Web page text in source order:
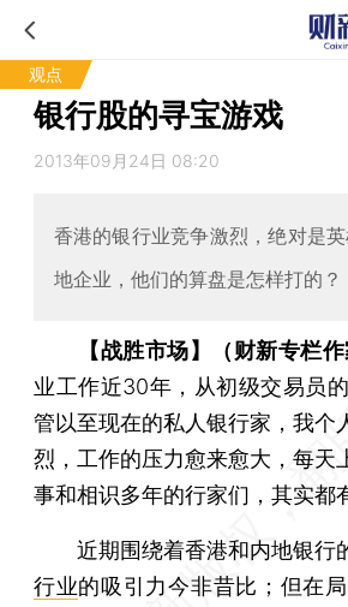
观点
银行股的寻宝游戏
2013年09月24日 08:20
香港的银行业竞争激烈，绝对是
地企业，他们的算盘是怎样打的？
【战胜市场】（财新专栏
业工作近30年，从初级交易员
管以至现在的私人银行家，我个
烈，工作的压力愈来愈大，每天
事和相识多年的行家们，其实都
近期围绕着香港和内地银行
行业的吸引力今非昔比；但在